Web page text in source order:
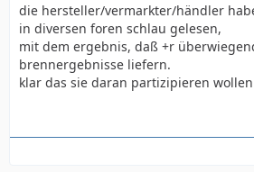
die hersteller/vermarkter/händler
in diversen foren schlau gelesen,
mit dem ergebnis, daß +r
brennergebnisse liefern.
klar das sie daran partizipieren